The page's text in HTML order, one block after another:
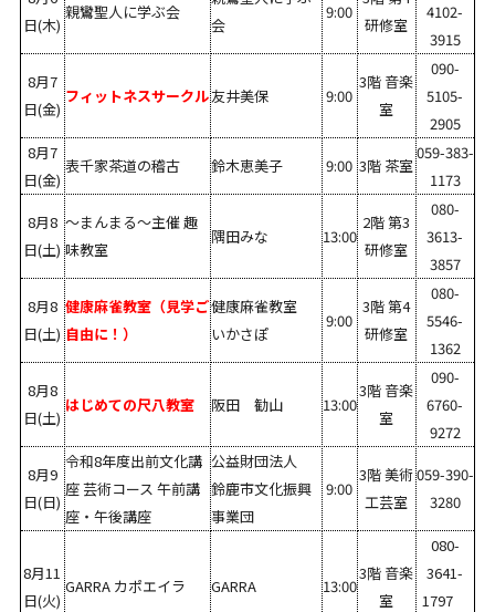
日(木)
親鸞聖人に学ぶ会
会
9:00
研修室
4102-
3915
8月7
日(金)
フィットネスサークル友井美保 9:00
3階 音楽
室
090-
5105-
2905
8月7
日(金)
表千家茶道の稽古 鈴木恵美子 9:00 3階 茶室
059-383-
1173
8月8
日(土)
～まんまる～主催 趣
味教室
隅田みな 13:00
2階 第3
研修室
080-
3613-
3857
8月8
日(土)
健康麻雀教室（見学ご
自由に！）
健康麻雀教室
いかさぽ
9:00
3階 第4
研修室
080-
5546-
1362
8月8
日(土)
はじめての尺八教室 阪田 勧山 13:00
3階 音楽
室
090-
6760-
9272
8月9
日(日)
令和8年度出前文化講
座 芸術コース 午前講
座・午後講座
公益財団法人
鈴鹿市文化振興
事業団
9:00
3階 美術
工芸室
059-390-
3280
8月11
日(火)
GARRA カポエイラ GARRA 13:00
3階 音楽
室
080-
3641-
1797